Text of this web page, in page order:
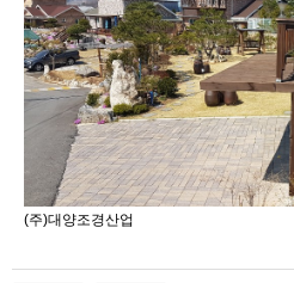
(주)대양조경산업